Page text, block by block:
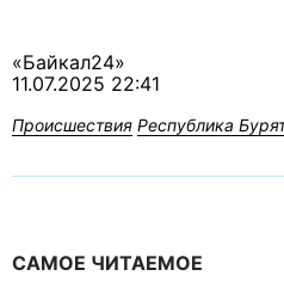
«Байкал24»
11.07.2025 22:41
Происшествия Республика
САМОЕ ЧИТАЕМОЕ